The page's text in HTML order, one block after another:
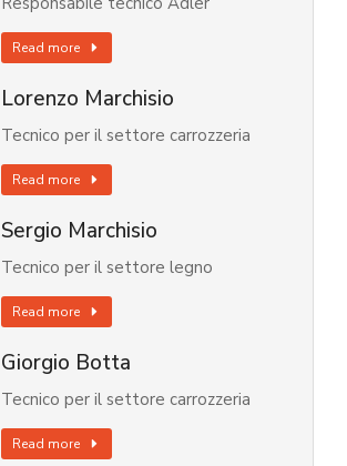
Read more
Lorenzo Marchisio
Tecnico per il settore carrozzeria
Read more
Sergio Marchisio
Tecnico per il settore legno
Read more
Giorgio Botta
Tecnico per il settore carrozzeria
Read more